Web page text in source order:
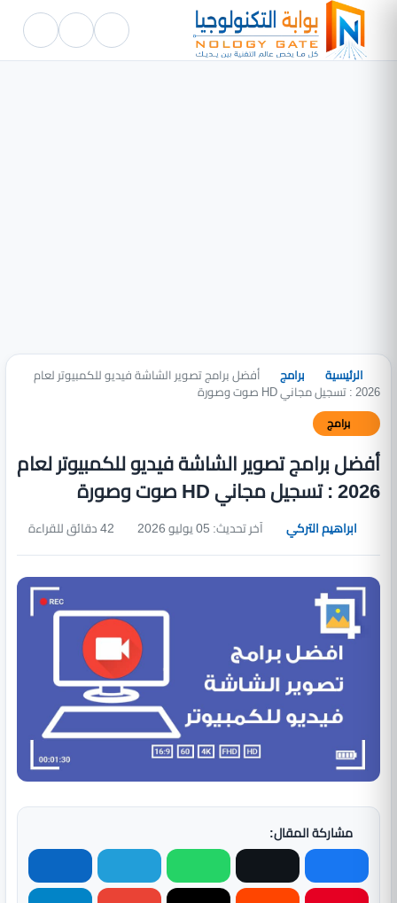
الرئيسية برامج أفضل برامج تصوير الشاشة فيديو للكمبيوتر لعام
2026 : تسجيل مجاني HD صوت وصورة
برامج
أفضل برامج تصوير الشاشة فيديو للكمبيوتر لعام
2026 : تسجيل مجاني HD صوت وصورة
ابراهيم التركي آخر تحديث: 05 يوليو 2026
مشاركة المقال: